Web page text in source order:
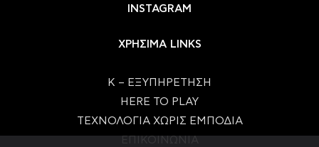
INSTAGRAM
ΧΡΗΣΙΜΑ LINKS
Κ – ΕΞΥΠΗΡΕΤΗΣΗ
HERE TO PLAY
ΤΕΧΝΟΛΟΓΙΑ ΧΩΡΙΣ ΕΜΠΟΔΙΑ